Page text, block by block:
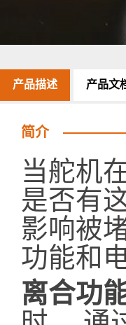
产品描述 产品文
简介
当舵机
是否有
影响被
功能和
离合功